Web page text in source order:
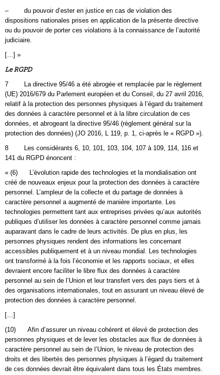
– du pouvoir d’ester en justice en cas de violation des
dispositions nationales prises en application de la présente directive
ou du pouvoir de porter ces violations à la connaissance de l’autorité
judiciaire.
[…] »
Le RGPD
7 La directive 95/46 a été abrogée et remplacée par le règlement
(UE) 2016/679 du Parlement européen et du Conseil, du 27 avril 2016,
relatif à la protection des personnes physiques à l’égard du traitement
des données à caractère personnel et à la libre circulation de ces
données, et abrogeant la directive 95/46 (règlement général sur la
protection des données) (JO 2016, L 119, p. 1, ci-après le « RGPD »).
8 Les considérants 6, 10, 101, 103, 104, 107 à 109, 114, 116 et
141 du RGPD énoncent :
« (6) L’évolution rapide des technologies et la mondialisation ont
créé de nouveaux enjeux pour la protection des données à caractère
personnel. L’ampleur de la collecte et du partage de données à
caractère personnel a augmenté de manière importante. Les
technologies permettent tant aux entreprises privées qu’aux autorités
publiques d’utiliser les données à caractère personnel comme jamais
auparavant dans le cadre de leurs activités. De plus en plus, les
personnes physiques rendent des informations les concernant
accessibles publiquement et à un niveau mondial. Les technologies
ont transformé à la fois l’économie et les rapports sociaux, et elles
devraient encore faciliter le libre flux des données à caractère
personnel au sein de l’Union et leur transfert vers des pays tiers et à
des organisations internationales, tout en assurant un niveau élevé de
protection des données à caractère personnel.
[…]
(10) Afin d’assurer un niveau cohérent et élevé de protection des
personnes physiques et de lever les obstacles aux flux de données à
caractère personnel au sein de l’Union, le niveau de protection des
droits et des libertés des personnes physiques à l’égard du traitement
de ces données devrait être équivalent dans tous les États membres.